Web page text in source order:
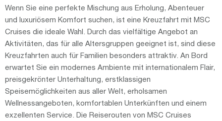
Wenn Sie eine perfekte Mischung aus Erholung, Abenteuer
und luxuriösem Komfort suchen, ist eine Kreuzfahrt mit MSC
Cruises die ideale Wahl. Durch das vielfältige Angebot an
Aktivitäten, das für alle Altersgruppen geeignet ist, sind diese
Kreuzfahrten auch für Familien besonders attraktiv. An Bord
erwartet Sie ein modernes Ambiente mit internationalem Flair,
preisgekrönter Unterhaltung, erstklassigen
Speisemöglichkeiten aus aller Welt, erholsamen
Wellnessangeboten, komfortablen Unterkünften und einem
exzellenten Service. Die Reiserouten von MSC Cruises